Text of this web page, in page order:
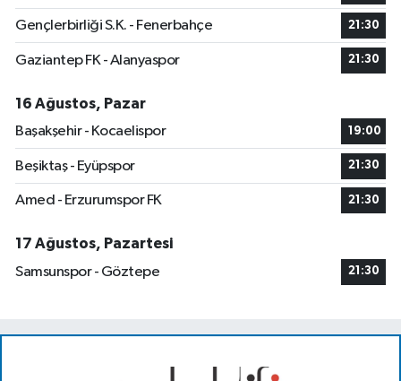
Gençlerbirliği S.K. - Fenerbahçe 21:30
Gaziantep FK - Alanyaspor 21:30
16 Ağustos, Pazar
Başakşehir - Kocaelispor
19:00
Beşiktaş - Eyüpspor 21:30
Amed - Erzurumspor FK 21:30
17 Ağustos, Pazartesi
Samsunspor - Göztepe
21:30